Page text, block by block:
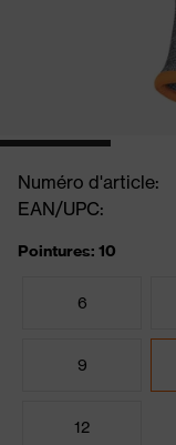
Numéro d'article:
EAN/UPC:
Pointures: 10
6
9
12